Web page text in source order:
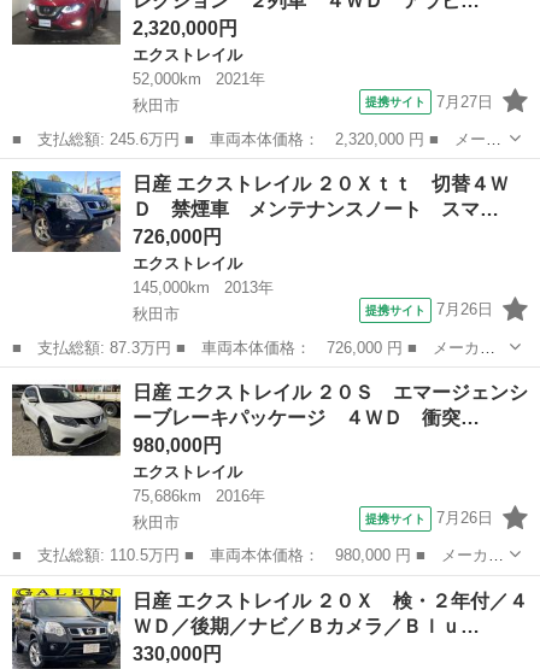
2,320,000円
エクストレイル
52,000km
2021年
秋田市
提携サイト 7月27日
■ 支払総額: 245.6万円 ■ 車両本体価格： 2,320,000 円 ■ メーカ
ー名： 日産 ■ 車種名： エクストレイル ■ グレード名： ２．
０ ２０Ｘｉ Ｖセレクション ２列車 ４ＷＤ アラビュー・エマ
ージェン...
秋田 秋田市 エクストレイル
日産 エクストレイル ２０Ｘｔｔ 切替４Ｗ
Ｄ 禁煙車 メンテナンスノート スマ…
726,000円
エクストレイル
145,000km
2013年
秋田市
提携サイト 7月26日
■ 支払総額: 87.3万円 ■ 車両本体価格： 726,000 円 ■ メーカー
名： 日産 ■ 車種名： エクストレイル ■ グレード名： ２０Ｘ
ｔｔ 切替４ＷＤ 禁煙車 メンテナンスノート スマートキー Ｈ
ＩＤライト ...
秋田市 エクストレイル
日産 エクストレイル ２０Ｓ エマージェンシ
ーブレーキパッケージ ４ＷＤ 衝突…
980,000円
エクストレイル
75,686km
2016年
秋田市
提携サイト 7月26日
■ 支払総額: 110.5万円 ■ 車両本体価格： 980,000 円 ■ メーカー
名： 日産 ■ 車種名： エクストレイル ■ グレード名： ２０
Ｓ エマージェンシーブレーキパッケージ ４ＷＤ 衝突被害軽減ブ
レーキ ■ ...
秋田 秋田市 エクストレイル
日産 エクストレイル ２０Ｘ 検・２年付／４
ＷＤ／後期／ナビ／Ｂカメラ／Ｂｌｕ…
330,000円